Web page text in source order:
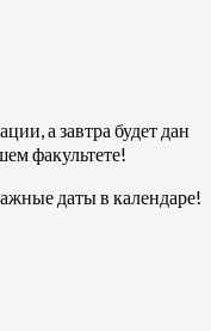
а завтра будет дан
факультете!
даты в календаре!